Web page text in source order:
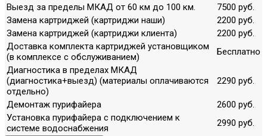
Выезд за пределы МКАД от 60 км до 100 км.
7500 руб.
Замена картриджей (картриджи наши)
2200 руб.
Замена картриджей (картриджи клиента)
2200 руб.
Доставка комплекта картриджей установщиком
(в комплексе с обслуживанием)
Бесплатно
Диагностика в пределах МКАД
(диагностика+выезд) (материалы оплачиваются
отдельно)
2290 руб.
Демонтаж пурифайера
2600 руб.
Установка пурифайера с подключением к
системе водоснабжения
2990 руб.